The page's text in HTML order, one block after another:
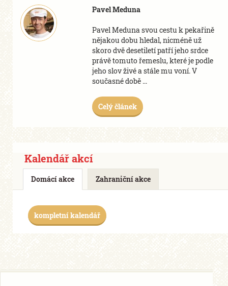
Pavel Meduna
Pavel Meduna svou cestu k pekařině
nějakou dobu hledal, nicméně už
skoro dvě desetiletí patří jeho srdce
právě tomuto řemeslu, které je podle
jeho slov živé a stále mu voní. V
současné době ...
Celý článek
Kalendář akcí
Domácí akce Zahraniční akce
kompletní kalendář